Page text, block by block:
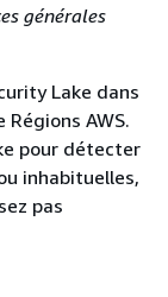
générales
Lake dans
AWS.
pour détecter
inhabituelles,
pas